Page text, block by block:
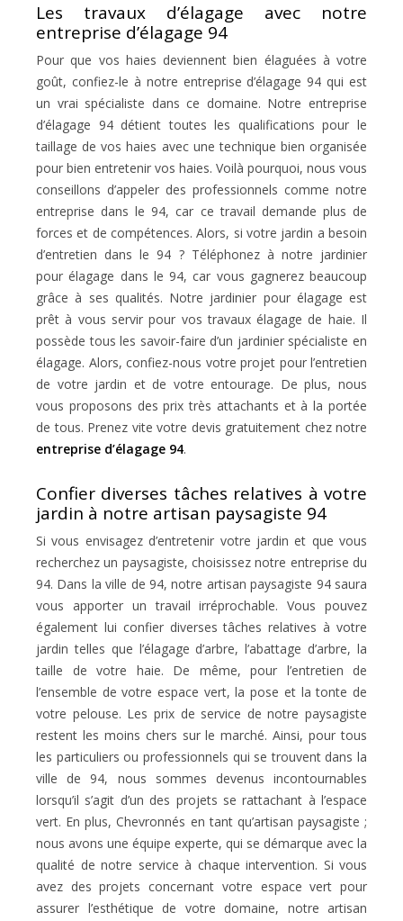
Les travaux d’élagage avec notre
entreprise d’élagage 94
Pour que vos haies deviennent bien élaguées à votre
goût, confiez-le à notre entreprise d’élagage 94 qui est
un vrai spécialiste dans ce domaine. Notre entreprise
d’élagage 94 détient toutes les qualifications pour le
taillage de vos haies avec une technique bien organisée
pour bien entretenir vos haies. Voilà pourquoi, nous vous
conseillons d’appeler des professionnels comme notre
entreprise dans le 94, car ce travail demande plus de
forces et de compétences. Alors, si votre jardin a besoin
d’entretien dans le 94 ? Téléphonez à notre jardinier
pour élagage dans le 94, car vous gagnerez beaucoup
grâce à ses qualités. Notre jardinier pour élagage est
prêt à vous servir pour vos travaux élagage de haie. Il
possède tous les savoir-faire d’un jardinier spécialiste en
élagage. Alors, confiez-nous votre projet pour l’entretien
de votre jardin et de votre entourage. De plus, nous
vous proposons des prix très attachants et à la portée
de tous. Prenez vite votre devis gratuitement chez notre
entreprise d’élagage 94.
Confier diverses tâches relatives à votre
jardin à notre artisan paysagiste 94
Si vous envisagez d’entretenir votre jardin et que vous
recherchez un paysagiste, choisissez notre entreprise du
94. Dans la ville de 94, notre artisan paysagiste 94 saura
vous apporter un travail irréprochable. Vous pouvez
également lui confier diverses tâches relatives à votre
jardin telles que l’élagage d’arbre, l’abattage d’arbre, la
taille de votre haie. De même, pour l’entretien de
l’ensemble de votre espace vert, la pose et la tonte de
votre pelouse. Les prix de service de notre paysagiste
restent les moins chers sur le marché. Ainsi, pour tous
les particuliers ou professionnels qui se trouvent dans la
ville de 94, nous sommes devenus incontournables
lorsqu’il s’agit d’un des projets se rattachant à l’espace
vert. En plus, Chevronnés en tant qu’artisan paysagiste ;
nous avons une équipe experte, qui se démarque avec la
qualité de notre service à chaque intervention. Si vous
avez des projets concernant votre espace vert pour
assurer l’esthétique de votre domaine, notre artisan